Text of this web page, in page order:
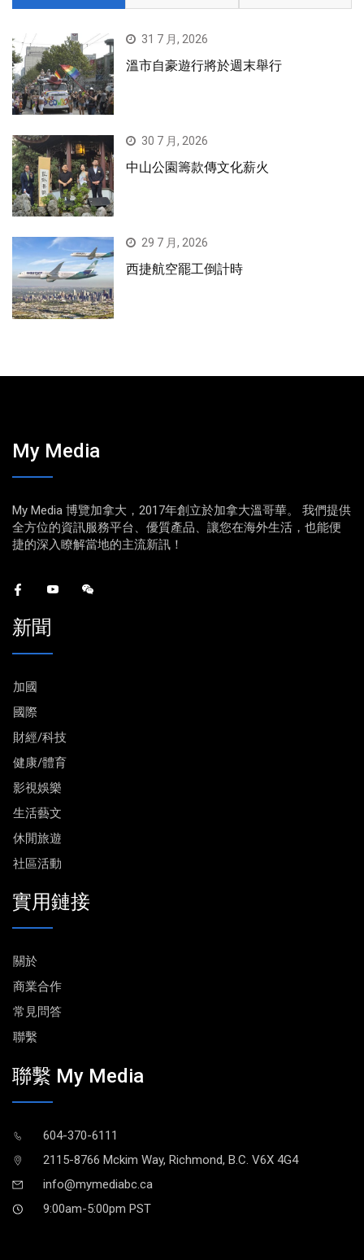
31 7 月, 2026
溫市自豪遊行將於週末舉行
30 7 月, 2026
中山公園籌款傳文化薪火
29 7 月, 2026
西捷航空罷工倒計時
My Media
My Media 博覽加拿大，2017年創立於加拿大溫哥華。 我們提供
全方位的資訊服務平台、優質產品、讓您在海外生活，也能便
捷的深入瞭解當地的主流新訊！
新聞
加國
國際
財經/科技
健康/體育
影視娛樂
生活藝文
休閒旅遊
社區活動
實用鏈接
關於
商業合作
常見問答
聯繫
聯繫 My Media
604-370-6111
2115-8766 Mckim Way, Richmond, B.C. V6X 4G4
info@mymediabc.ca
9:00am-5:00pm PST